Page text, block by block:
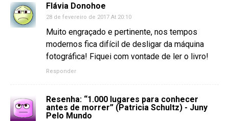
Flávia Donohoe
28 de fevereiro de 2017 At 20:10
Muito engraçado e pertinente, nos tempos
modernos fica difícil de desligar da máquina
fotográfica! Fiquei com vontade de ler o livro!
Responder
Resenha: “1.000 lugares para conhecer
antes de morrer” (Patricia Schultz) - Juny
Pelo Mundo